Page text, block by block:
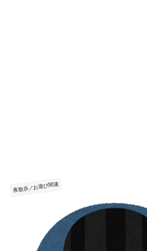
夜散歩／お遊び関連